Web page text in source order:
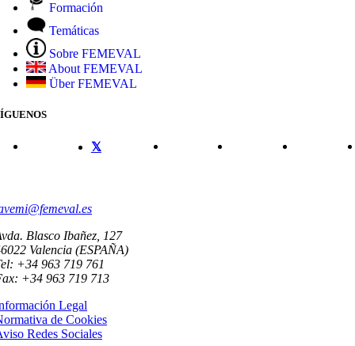
Formación
Temáticas
Sobre FEMEVAL
About FEMEVAL
Über FEMEVAL
Blasco Ibañez, 127
Valencia (ESPAÑA)
+34 963 719 761
+34 963 719 713
Legal
de Cookies
Redes Sociales